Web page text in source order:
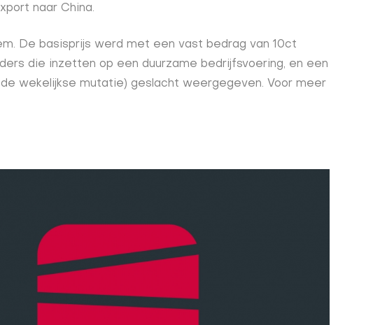
naar China.
De basisprijs werd met een vast bedrag van 10ct
die inzetten op een duurzame bedrijfsvoering, en een
wekelijkse mutatie) geslacht weergegeven. Voor meer